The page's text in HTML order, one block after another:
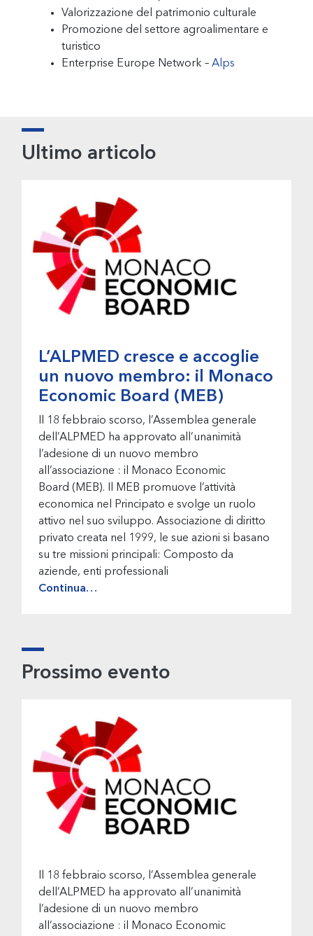
Valorizzazione del patrimonio culturale
Promozione del settore agroalimentare e
turistico
Enterprise Europe Network – Alps
Primary
Sidebar
Ultimo articolo
L’ALPMED cresce e accoglie
un nuovo membro: il Monaco
Economic Board (MEB)
Il 18 febbraio scorso, l’Assemblea generale
dell’ALPMED ha approvato all’unanimità
l’adesione di un nuovo membro
all’associazione : il Monaco Economic
Board (MEB). Il MEB promuove l’attività
economica nel Principato e svolge un ruolo
attivo nel suo sviluppo. Associazione di diritto
privato creata nel 1999, le sue azioni si basano
su tre missioni principali: Composto da
aziende, enti professionali
Continua…
Prossimo evento
Il 18 febbraio scorso, l’Assemblea generale
dell’ALPMED ha approvato all’unanimità
l’adesione di un nuovo membro
all’associazione : il Monaco Economic